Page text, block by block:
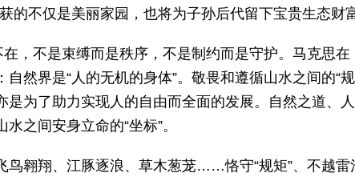
的不仅是美丽家园，也将为子孙后代留下宝贵生态财富
在，不是束缚而是秩序，不是制约而是守护。马克思
自然界是“人的无机的身体”。敬畏和遵循山水之间的“
是为了助力实现人的自由而全面的发展。自然之道、
之间安身立命的“坐标”。
鸟翱翔、江豚逐浪、草木葱茏……恪守“规矩”、不越